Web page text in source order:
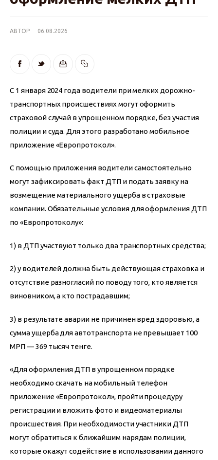
АВТОР 06.08.2026
С 1 января 2024 года водители при мелких дорожно-
транспортных происшествиях могут оформить
страховой случай в упрощенном порядке, без участия
полиции и суда. Для этого разработано мобильное
приложение «Европротокол».
С помощью приложения водители самостоятельно
могут зафиксировать факт ДТП и подать заявку на
возмещение материального ущерба в страховые
компании. Обязательные условия для оформления ДТП
по «Европротоколу»:
1) в ДТП участвуют только два транспортных средства;
2) у водителей должна быть действующая страховка и
отсутствие разногласий по поводу того, кто является
виновником, а кто пострадавшим;
3) в результате аварии не причинен вред здоровью, а
сумма ущерба для автотранспорта не превышает 100
МРП — 369 тысяч тенге.
«Для оформления ДТП в упрощенном порядке
необходимо скачать на мобильный телефон
приложение «Европротокол», пройти процедуру
регистрации и вложить фото и видеоматериалы
происшествия. При необходимости участники ДТП
могут обратиться к ближайшим нарядам полиции,
которые окажут содействие в использовании данного